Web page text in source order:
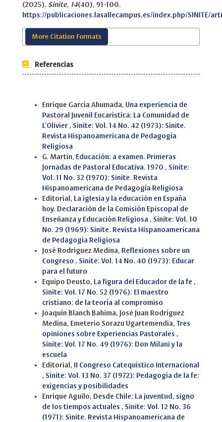
(2025). Sinite, 14(40), 91-100.
https://publicaciones.lasallecampus.es/index.php/SINITE/
More Citation Formats
Referencias
Enrique García Ahumada, Una experiencia de
Pastoral Juvenil Eucarística: La Comunidad de
L'Olivier , Sinite: Vol. 14 No. 42 (1973): Sinite.
Revista Hispanoamericana de Pedagogía
Religiosa
G. Martín, Educación: a examen. Primeras
Jornadas de Pastoral Educativa. 1970 , Sinite:
Vol. 11 No. 32 (1970): Sinite. Revista
Hispanoamericana de Pedagogía Religiosa
Editorial,
La iglesia y la educación en España
hoy. Declaración de la Comisión Episcopal de
Enseñanza y Educación Religiosa , Sinite: Vol. 10
No. 29 (1969): Sinite. Revista Hispanoamericana
de Pedagogía Religiosa
José Rodríguez Medina, Reflexiones sobre un
Congreso , Sinite: Vol. 14 No. 40 (1973): Educar
para el futuro
Equipo Deusto,
La figura del Educador de la fe ,
Sinite: Vol. 17 No. 52 (1976): El maestro
cristiano: de la teoría al compromiso
Joaquín Blanch Bahima, José Juan Rodríguez
Medina, Emeterio Sorazu Ugartemendía, Tres
opiniones sobre Experiencias Pastorales ,
Sinite: Vol. 17 No. 49 (1976): Don Milani y la
escuela
Editorial,
II Congreso Catequístico Internacional
, Sinite: Vol. 13 No. 37 (1972): Pedagogía de la fe:
exigencias y posibilidades
Enrique Aguilo, Desde Chile: La juventud, signo
de los tiempos actuales , Sinite: Vol. 12 No. 36
(1971): Sinite. Revista Hispanoamericana de